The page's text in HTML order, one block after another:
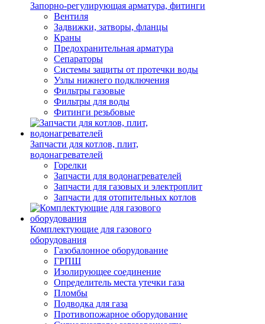
Запорно-регулирующая арматура, фитинги
Вентиля
Задвижки, затворы, фланцы
Краны
Предохранительная арматура
Сепараторы
Системы защиты от протечки воды
Узлы нижнего подключения
Фильтры газовые
Фильтры для воды
Фитинги резьбовые
Запчасти для котлов, плит,
водонагревателей
Горелки
Запчасти для водонагревателей
Запчасти для газовых и электроплит
Запчасти для отопительных котлов
Комплектующие для газового
оборудования
Газобалонное оборудование
ГРПШ
Изолирующее соединение
Определитель места утечки газа
Пломбы
Подводка для газа
Противопожарное оборудование